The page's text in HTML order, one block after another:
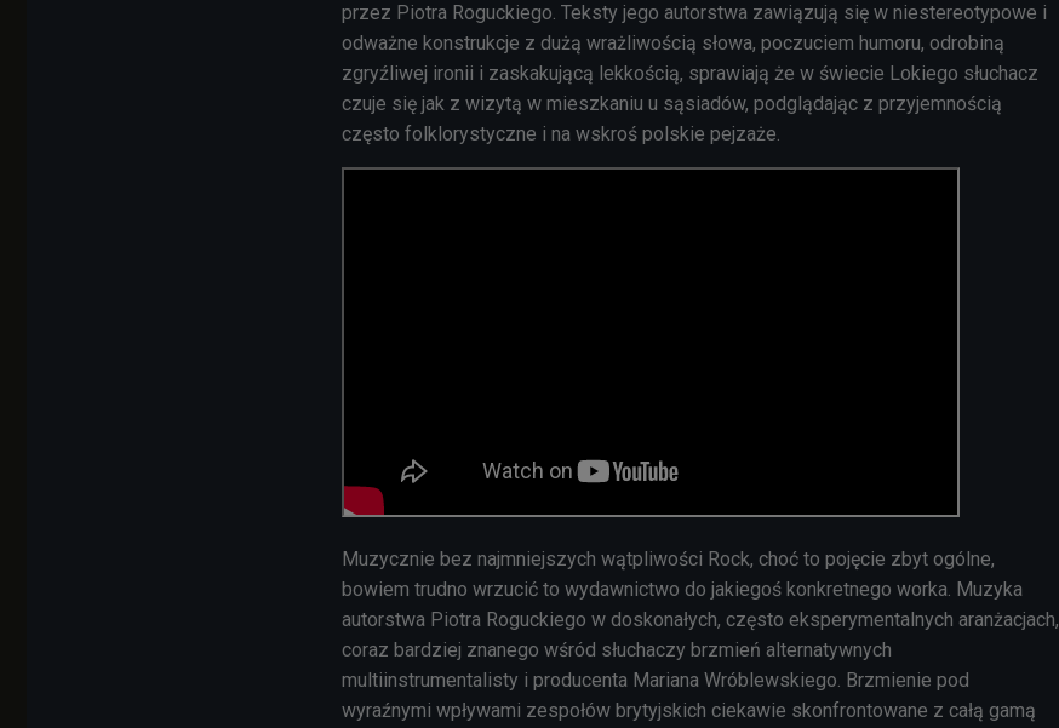
przez Piotra Roguckiego. Teksty jego autorstwa zawiązują się w niestereotypowe i
odważne konstrukcje z dużą wrażliwością słowa, poczuciem humoru, odrobiną
zgryźliwej ironii i zaskakującą lekkością, sprawiają że w świecie Lokiego słuchacz
czuje się jak z wizytą w mieszkaniu u sąsiadów, podglądając z przyjemnością
często folklorystyczne i na wskroś polskie pejzaże.
Muzycznie bez najmniejszych wątpliwości Rock, choć to pojęcie zbyt ogólne,
bowiem trudno wrzucić to wydawnictwo do jakiegoś konkretnego worka. Muzyka
autorstwa Piotra Roguckiego w doskonałych, często eksperymentalnych aranżacjach,
coraz bardziej znanego wśród słuchaczy brzmień alternatywnych
multiinstrumentalisty i producenta Mariana Wróblewskiego. Brzmienie pod
wyraźnymi wpływami zespołów brytyjskich ciekawie skonfrontowane z całą gamą